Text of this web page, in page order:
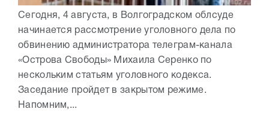
Сегодня, 4 августа, в Волгоградском облсуде
начинается рассмотрение уголовного дела по
обвинению администратора телеграм-канала
«Острова Свободы» Михаила Серенко по
нескольким статьям уголовного кодекса.
Заседание пройдет в закрытом режиме.
Напомним,...